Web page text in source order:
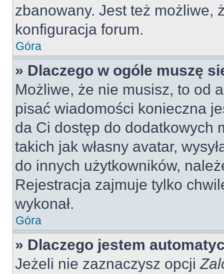
zbanowany. Jest też możliwe,
konfiguracja forum.
Góra
» Dlaczego w ogóle muszę
Możliwe, że nie musisz, to od
pisać wiadomości konieczna
da Ci dostęp do dodatkowych
takich jak własny avatar,
do innych użytkowników,
Rejestracja zajmuje tylko
wykonał.
Góra
» Dlaczego jestem
Jeżeli nie zaznaczysz opcji